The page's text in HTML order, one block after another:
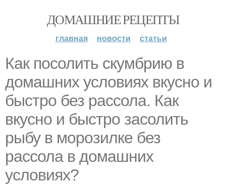
ДОМАШНИЕ РЕЦЕПТЫ
главная новости статьи
Как посолить скумбрию в
домашних условиях вкусно и
быстро без рассола. Как
вкусно и быстро засолить
рыбу в морозилке без
рассола в домашних
условиях?